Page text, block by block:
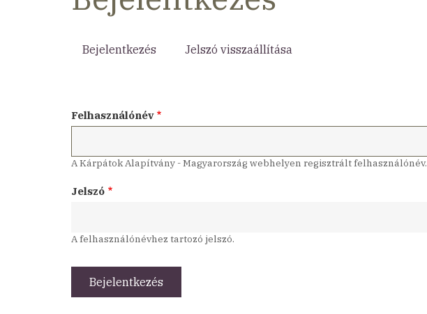
Bejelentkezés (aktívJelszó visszaállítása
Felhasználónév
A Kárpátok Alapítvány - Magyarország webhelyen regisztrált felhasználónév.
Jelszó
A felhasználónévhez tartozó jelszó.